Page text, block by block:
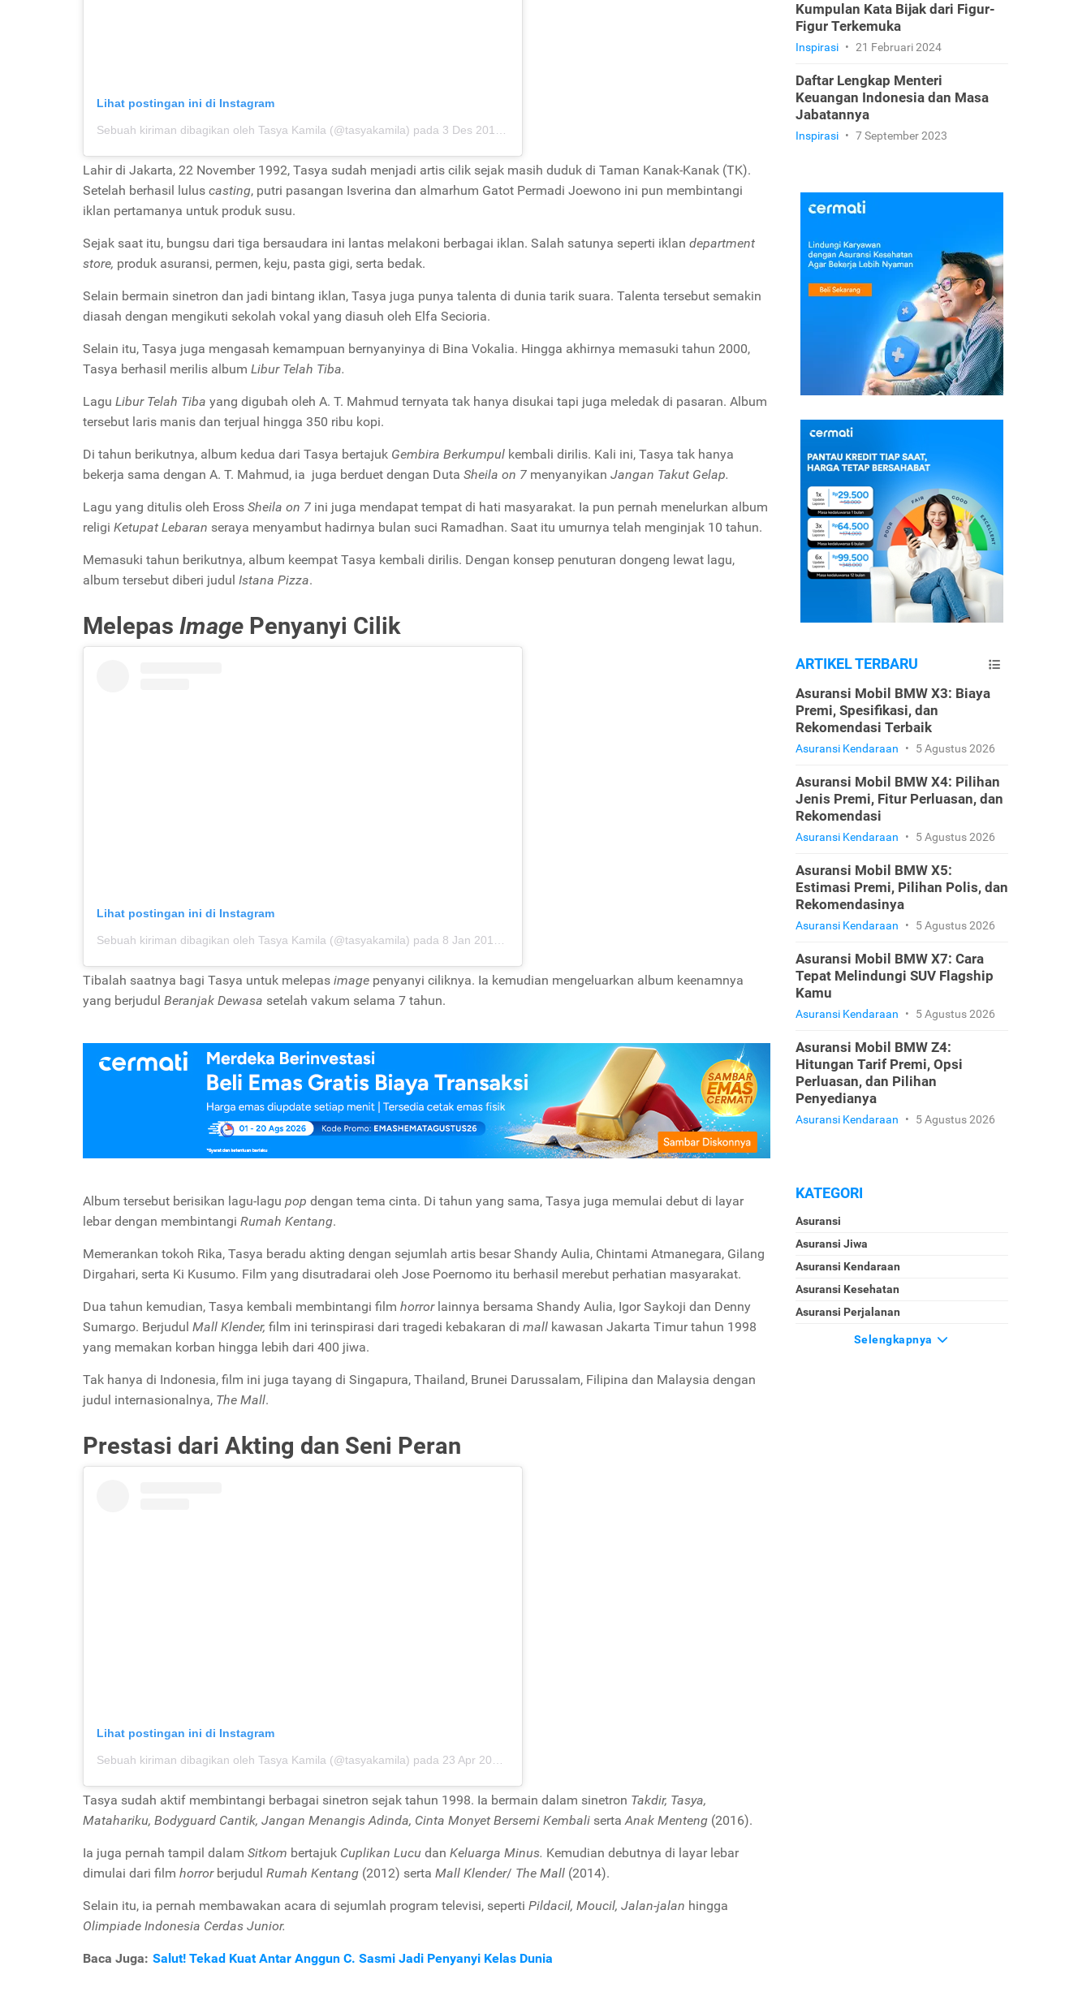
Lihat postingan ini di Instagram
Sebuah kiriman dibagikan oleh Tasya Kamila (@tasyakamila) pada 3 Des 2018 jam 3:12 PST
Lahir di Jakarta, 22 November 1992, Tasya sudah menjadi artis cilik sejak masih duduk di Taman Kanak-Kanak (TK).
Setelah berhasil lulus casting, putri pasangan Isverina dan almarhum Gatot Permadi Joewono ini pun membintangi
iklan pertamanya untuk produk susu.
Sejak saat itu, bungsu dari tiga bersaudara ini lantas melakoni berbagai iklan. Salah satunya seperti iklan department
store, produk asuransi, permen, keju, pasta gigi, serta bedak.
Selain bermain sinetron dan jadi bintang iklan, Tasya juga punya talenta di dunia tarik suara. Talenta tersebut semakin
diasah dengan mengikuti sekolah vokal yang diasuh oleh Elfa Secioria.
Selain itu, Tasya juga mengasah kemampuan bernyanyinya di Bina Vokalia. Hingga akhirnya memasuki tahun 2000,
Tasya berhasil merilis album Libur Telah Tiba.
Lagu Libur Telah Tiba yang digubah oleh A. T. Mahmud ternyata tak hanya disukai tapi juga meledak di pasaran. Album
tersebut laris manis dan terjual hingga 350 ribu kopi.
Di tahun berikutnya, album kedua dari Tasya bertajuk Gembira Berkumpul kembali dirilis. Kali ini, Tasya tak hanya
bekerja sama dengan A. T. Mahmud, ia juga berduet dengan Duta Sheila on 7 menyanyikan Jangan Takut Gelap.
Lagu yang ditulis oleh Eross Sheila on 7 ini juga mendapat tempat di hati masyarakat. Ia pun pernah menelurkan album
religi Ketupat Lebaran seraya menyambut hadirnya bulan suci Ramadhan. Saat itu umurnya telah menginjak 10 tahun.
Memasuki tahun berikutnya, album keempat Tasya kembali dirilis. Dengan konsep penuturan dongeng lewat lagu,
album tersebut diberi judul Istana Pizza.
Melepas Image Penyanyi Cilik
Lihat postingan ini di Instagram
Sebuah kiriman dibagikan oleh Tasya Kamila (@tasyakamila) pada 8 Jan 2018 jam 5:50 PST
Tibalah saatnya bagi Tasya untuk melepas image penyanyi ciliknya. Ia kemudian mengeluarkan album keenamnya
yang berjudul Beranjak Dewasa setelah vakum selama 7 tahun.
Album tersebut berisikan lagu-lagu pop dengan tema cinta. Di tahun yang sama, Tasya juga memulai debut di layar
lebar dengan membintangi Rumah Kentang.
Memerankan tokoh Rika, Tasya beradu akting dengan sejumlah artis besar Shandy Aulia, Chintami Atmanegara, Gilang
Dirgahari, serta Ki Kusumo. Film yang disutradarai oleh Jose Poernomo itu berhasil merebut perhatian masyarakat.
Dua tahun kemudian, Tasya kembali membintangi film horrorlainnya bersama Shandy Aulia, Igor Saykoji dan Denny
Sumargo. Berjudul Mall Klender, film ini terinspirasi dari tragedi kebakaran di mall kawasan Jakarta Timur tahun 1998
yang memakan korban hingga lebih dari 400 jiwa.
Tak hanya di Indonesia, film ini juga tayang di Singapura, Thailand, Brunei Darussalam, Filipina dan Malaysia dengan
judul internasionalnya, The Mall.
Prestasi dari Akting dan Seni Peran
Lihat postingan ini di Instagram
Sebuah kiriman dibagikan oleh Tasya Kamila (@tasyakamila) pada 23 Apr 2019 jam 3:10 PDT
Tasya sudah aktif membintangi berbagai sinetron sejak tahun 1998. Ia bermain dalam sinetron Takdir, Tasya,
Matahariku, Bodyguard Cantik, Jangan Menangis Adinda, Cinta Monyet Bersemi Kembali sertaAnak Menteng (2016).
Ia juga pernah tampil dalam Sitkom bertajuk Cuplikan Lucu dan Keluarga Minus. Kemudian debutnya di layar lebar
dimulai dari film horrorberjudul Rumah Kentang (2012) serta Mall Klender/ The Mall (2014).
Selain itu, ia pernah membawakan acara di sejumlah program televisi, seperti Pildacil, Moucil, Jalan-jalan hingga
Olimpiade Indonesia Cerdas Junior.
Baca Juga: Salut! Tekad Kuat Antar Anggun C. Sasmi Jadi Penyanyi Kelas Dunia
Kumpulan Kata Bijak dari Figur-
Figur Terkemuka
Inspirasi • 21 Februari 2024
Daftar Lengkap Menteri
Keuangan Indonesia dan Masa
Jabatannya
Inspirasi • 7 September 2023
ARTIKEL TERBARU
Asuransi Mobil BMW X3: Biaya
Premi, Spesifikasi, dan
Rekomendasi Terbaik
Asuransi Kendaraan • 5 Agustus 2026
Asuransi Mobil BMW X4: Pilihan
Jenis Premi, Fitur Perluasan, dan
Rekomendasi
Asuransi Kendaraan • 5 Agustus 2026
Asuransi Mobil BMW X5:
Estimasi Premi, Pilihan Polis, dan
Rekomendasinya
Asuransi Kendaraan • 5 Agustus 2026
Asuransi Mobil BMW X7: Cara
Tepat Melindungi SUV Flagship
Kamu
Asuransi Kendaraan • 5 Agustus 2026
Asuransi Mobil BMW Z4:
Hitungan Tarif Premi, Opsi
Perluasan, dan Pilihan
Penyedianya
Asuransi Kendaraan • 5 Agustus 2026
KATEGORI
Asuransi
Asuransi Jiwa
Asuransi Kendaraan
Asuransi Kesehatan
Asuransi Perjalanan
Selengkapnya